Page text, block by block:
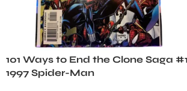
101 Ways to End the Clone Saga #1
1997 Spider-Man